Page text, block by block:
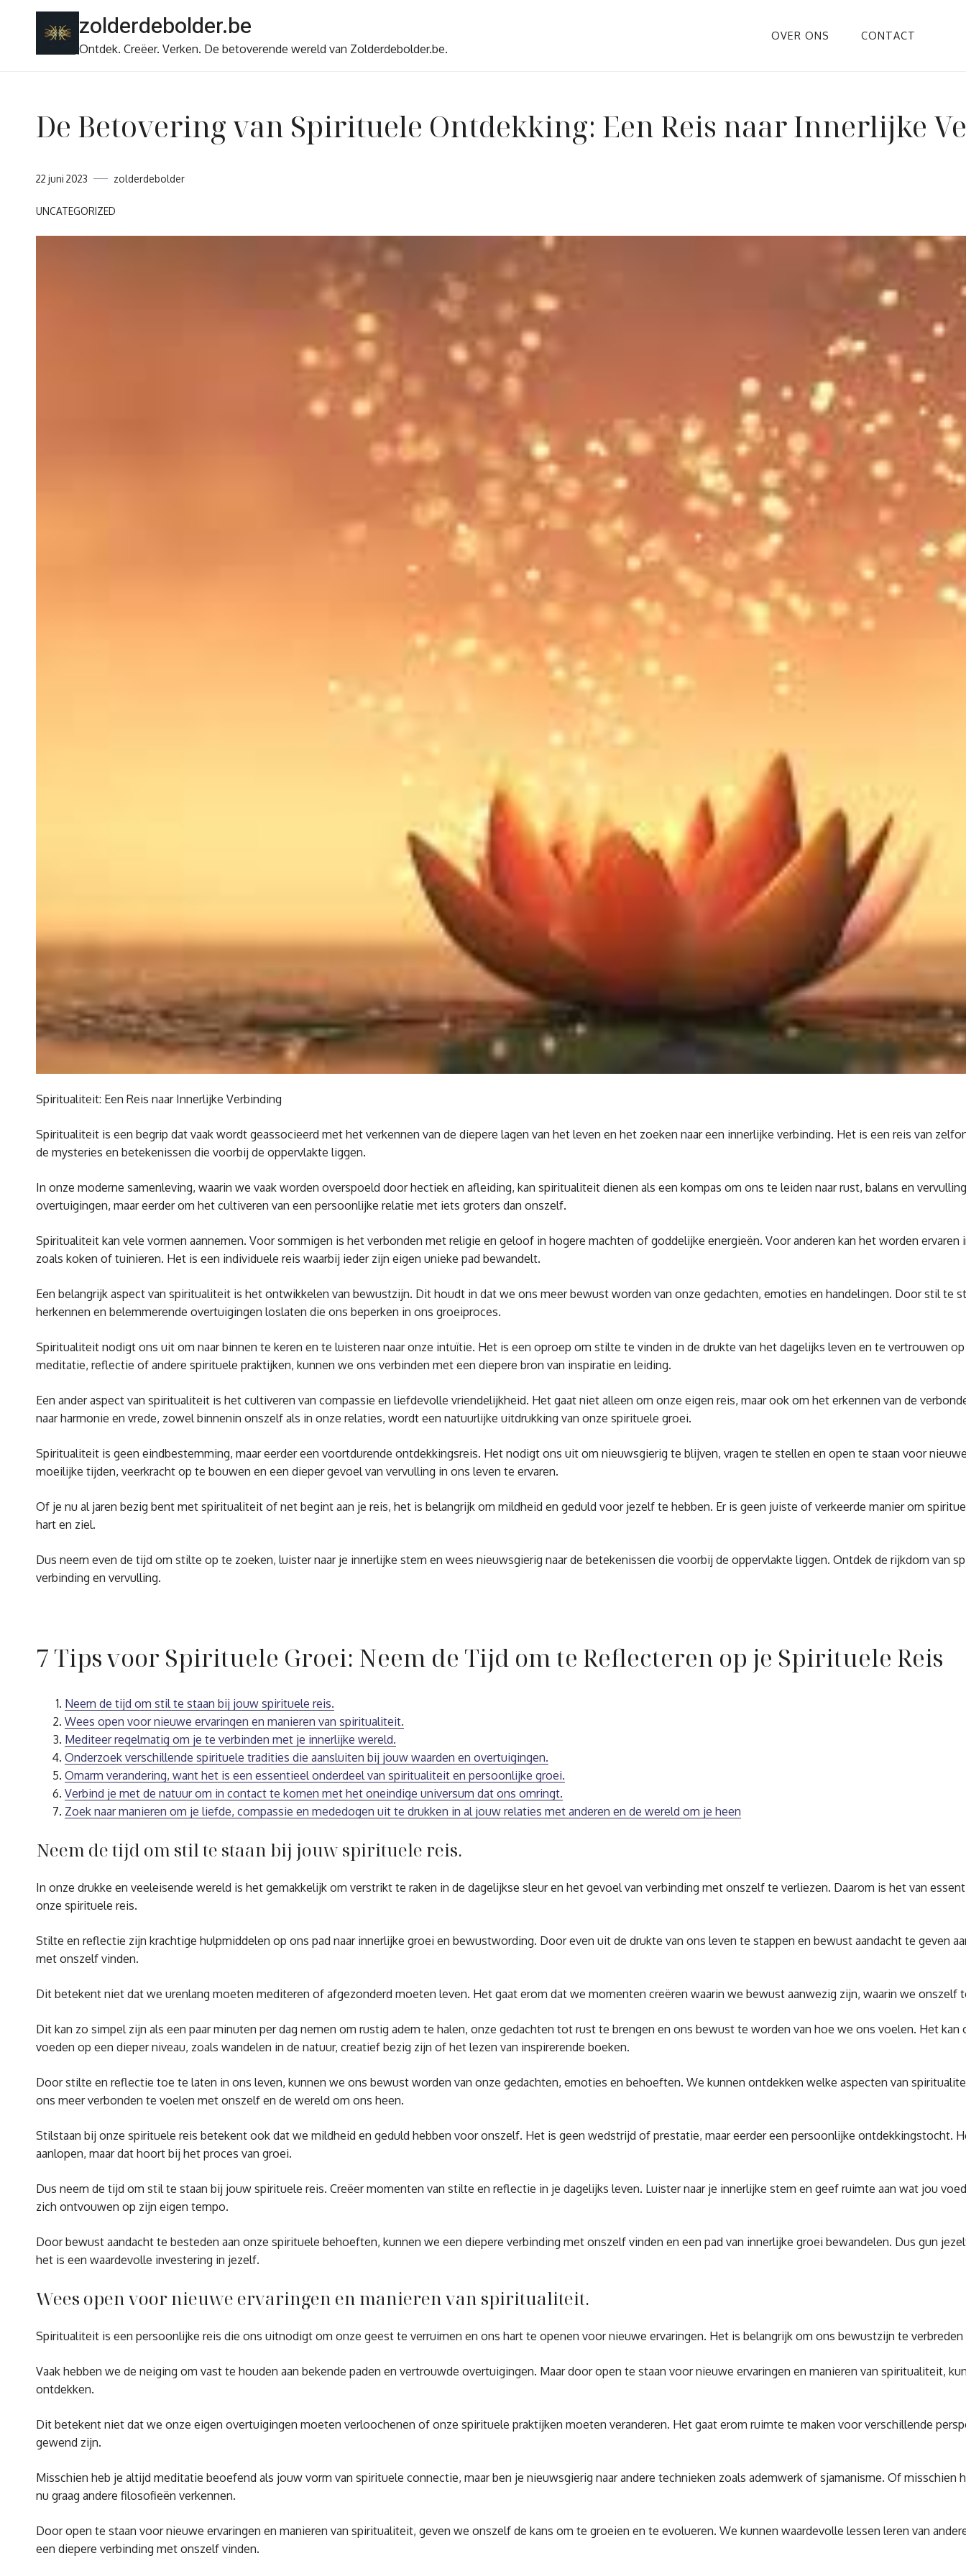
zolderdebolder.be
Ontdek. Creëer. Verken. De betoverende wereld van Zolderdebolder.be.
OVER ONS CONTACT
De Betovering van Spirituele Ontdekking: Een Reis naar Innerlijke
22 juni 2023 zolderdebolder
UNCATEGORIZED
Spiritualiteit: Een Reis naar Innerlijke Verbinding
Spiritualiteit is een begrip dat vaak wordt geassocieerd met het verkennen van de diepere lagen van het leven en het zoeken naar een innerlijke verbinding. Het is een reis van
de mysteries en betekenissen die voorbij de oppervlakte liggen.
In onze moderne samenleving, waarin we vaak worden overspoeld door hectiek en afleiding, kan spiritualiteit dienen als een kompas om ons te leiden naar rust, balans en
overtuigingen, maar eerder om het cultiveren van een persoonlijke relatie met iets groters dan onszelf.
Spiritualiteit kan vele vormen aannemen. Voor sommigen is het verbonden met religie en geloof in hogere machten of goddelijke energieën. Voor anderen kan het worden
zoals koken of tuinieren. Het is een individuele reis waarbij ieder zijn eigen unieke pad bewandelt.
Een belangrijk aspect van spiritualiteit is het ontwikkelen van bewustzijn. Dit houdt in dat we ons meer bewust worden van onze gedachten, emoties en handelingen. Door stil te
herkennen en belemmerende overtuigingen loslaten die ons beperken in ons groeiproces.
Spiritualiteit nodigt ons uit om naar binnen te keren en te luisteren naar onze intuïtie. Het is een oproep om stilte te vinden in de drukte van het dagelijks leven en te vertrouwen
meditatie, reflectie of andere spirituele praktijken, kunnen we ons verbinden met een diepere bron van inspiratie en leiding.
Een ander aspect van spiritualiteit is het cultiveren van compassie en liefdevolle vriendelijkheid. Het gaat niet alleen om onze eigen reis, maar ook om het erkennen van de
naar harmonie en vrede, zowel binnenin onszelf als in onze relaties, wordt een natuurlijke uitdrukking van onze spirituele groei.
Spiritualiteit is geen eindbestemming, maar eerder een voortdurende ontdekkingsreis. Het nodigt ons uit om nieuwsgierig te blijven, vragen te stellen en open te staan voor
moeilijke tijden, veerkracht op te bouwen en een dieper gevoel van vervulling in ons leven te ervaren.
Of je nu al jaren bezig bent met spiritualiteit of net begint aan je reis, het is belangrijk om mildheid en geduld voor jezelf te hebben. Er is geen juiste of verkeerde manier om
hart en ziel.
Dus neem even de tijd om stilte op te zoeken, luister naar je innerlijke stem en wees nieuwsgierig naar de betekenissen die voorbij de oppervlakte liggen. Ontdek de rijkdom van
verbinding en vervulling.
7 Tips voor Spirituele Groei: Neem de Tijd om te Reflecteren op je Spirituele Reis
Neem de tijd om stil te staan bij jouw spirituele reis.
Wees open voor nieuwe ervaringen en manieren van spiritualiteit.
Mediteer regelmatig om je te verbinden met je innerlijke wereld.
Onderzoek verschillende spirituele tradities die aansluiten bij jouw waarden en overtuigingen.
Omarm verandering, want het is een essentieel onderdeel van spiritualiteit en persoonlijke groei.
Verbind je met de natuur om in contact te komen met het oneindige universum dat ons omringt.
Zoek naar manieren om je liefde, compassie en mededogen uit te drukken in al jouw relaties met anderen en de wereld om je heen
Neem de tijd om stil te staan bij jouw spirituele reis.
In onze drukke en veeleisende wereld is het gemakkelijk om verstrikt te raken in de dagelijkse sleur en het gevoel van verbinding met onszelf te verliezen. Daarom is het van
onze spirituele reis.
Stilte en reflectie zijn krachtige hulpmiddelen op ons pad naar innerlijke groei en bewustwording. Door even uit de drukte van ons leven te stappen en bewust aandacht te geven
met onszelf vinden.
Dit betekent niet dat we urenlang moeten mediteren of afgezonderd moeten leven. Het gaat erom dat we momenten creëren waarin we bewust aanwezig zijn, waarin we
Dit kan zo simpel zijn als een paar minuten per dag nemen om rustig adem te halen, onze gedachten tot rust te brengen en ons bewust te worden van hoe we ons voelen. Het
voeden op een dieper niveau, zoals wandelen in de natuur, creatief bezig zijn of het lezen van inspirerende boeken.
Door stilte en reflectie toe te laten in ons leven, kunnen we ons bewust worden van onze gedachten, emoties en behoeften. We kunnen ontdekken welke aspecten van
ons meer verbonden te voelen met onszelf en de wereld om ons heen.
Stilstaan bij onze spirituele reis betekent ook dat we mildheid en geduld hebben voor onszelf. Het is geen wedstrijd of prestatie, maar eerder een persoonlijke ontdekkingstocht.
aanlopen, maar dat hoort bij het proces van groei.
Dus neem de tijd om stil te staan bij jouw spirituele reis. Creëer momenten van stilte en reflectie in je dagelijks leven. Luister naar je innerlijke stem en geef ruimte aan wat jou
zich ontvouwen op zijn eigen tempo.
Door bewust aandacht te besteden aan onze spirituele behoeften, kunnen we een diepere verbinding met onszelf vinden en een pad van innerlijke groei bewandelen. Dus gun
het is een waardevolle investering in jezelf.
Wees open voor nieuwe ervaringen en manieren van spiritualiteit.
Spiritualiteit is een persoonlijke reis die ons uitnodigt om onze geest te verruimen en ons hart te openen voor nieuwe ervaringen. Het is belangrijk om ons bewustzijn te
Vaak hebben we de neiging om vast te houden aan bekende paden en vertrouwde overtuigingen. Maar door open te staan voor nieuwe ervaringen en manieren van spiritualiteit,
ontdekken.
Dit betekent niet dat we onze eigen overtuigingen moeten verloochenen of onze spirituele praktijken moeten veranderen. Het gaat erom ruimte te maken voor verschillende
gewend zijn.
Misschien heb je altijd meditatie beoefend als jouw vorm van spirituele connectie, maar ben je nieuwsgierig naar andere technieken zoals ademwerk of sjamanisme. Of misschien
nu graag andere filosofieën verkennen.
Door open te staan voor nieuwe ervaringen en manieren van spiritualiteit, geven we onszelf de kans om te groeien en te evolueren. We kunnen waardevolle lessen leren van
een diepere verbinding met onszelf vinden.